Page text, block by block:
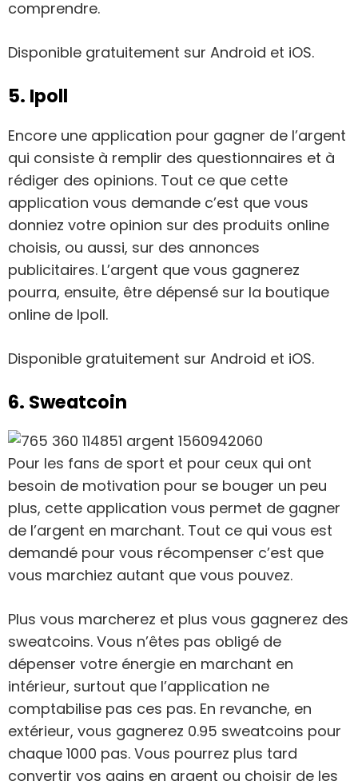
comprendre.
Disponible gratuitement sur Android et iOS.
5. Ipoll
Encore une application pour gagner de l’argent
qui consiste à remplir des questionnaires et à
rédiger des opinions. Tout ce que cette
application vous demande c’est que vous
donniez votre opinion sur des produits online
choisis, ou aussi, sur des annonces
publicitaires. L’argent que vous gagnerez
pourra, ensuite, être dépensé sur la boutique
online de Ipoll.
Disponible gratuitement sur Android et iOS.
6. Sweatcoin
Pour les fans de sport et pour ceux qui ont
besoin de motivation pour se bouger un peu
plus, cette application vous permet de gagner
de l’argent en marchant. Tout ce qui vous est
demandé pour vous récompenser c’est que
vous marchiez autant que vous pouvez.
Plus vous marcherez et plus vous gagnerez des
sweatcoins. Vous n’êtes pas obligé de
dépenser votre énergie en marchant en
intérieur, surtout que l’application ne
comptabilise pas ces pas. En revanche, en
extérieur, vous gagnerez 0.95 sweatcoins pour
chaque 1000 pas. Vous pourrez plus tard
convertir vos gains en argent ou choisir de les